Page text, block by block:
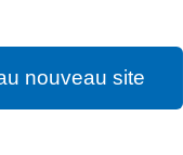
nouveau site